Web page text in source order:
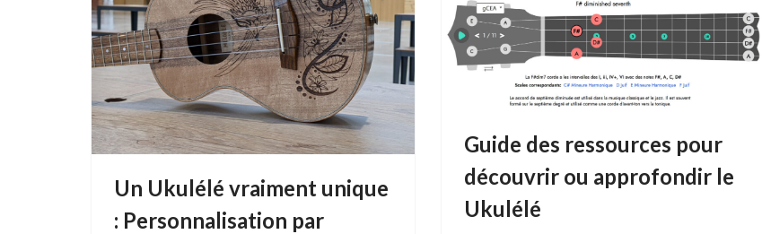
Un Ukulélé vraiment unique
: Personnalisation par
Guide des ressources pour
découvrir ou approfondir le
Ukulélé